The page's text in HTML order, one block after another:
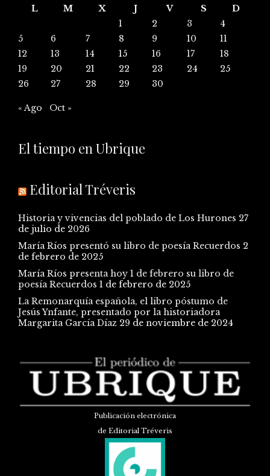
L
M X J V S
D
1
2 3
4
5
6 7 8 9 10
11
12
13 14 15 16 17
18
19
20 21 22 23 24
25
26
27 28 29 30
« Ago Oct »
El tiempo en Ubrique
Editorial Tréveris
Historia y vivencias del poblado de Los Hurones 27
de julio de 2026
María Ríos presentó su libro de poesía Recuerdos 2
de febrero de 2025
María Ríos presenta hoy 1 de febrero su libro de
poesía Recuerdos 1 de febrero de 2025
La Remonarquía española, el libro póstumo de
Jesús Ynfante, presentado por la historiadora
Margarita García Díaz 29 de noviembre de 2024
Publicación electrónica
de Editorial Tréveris